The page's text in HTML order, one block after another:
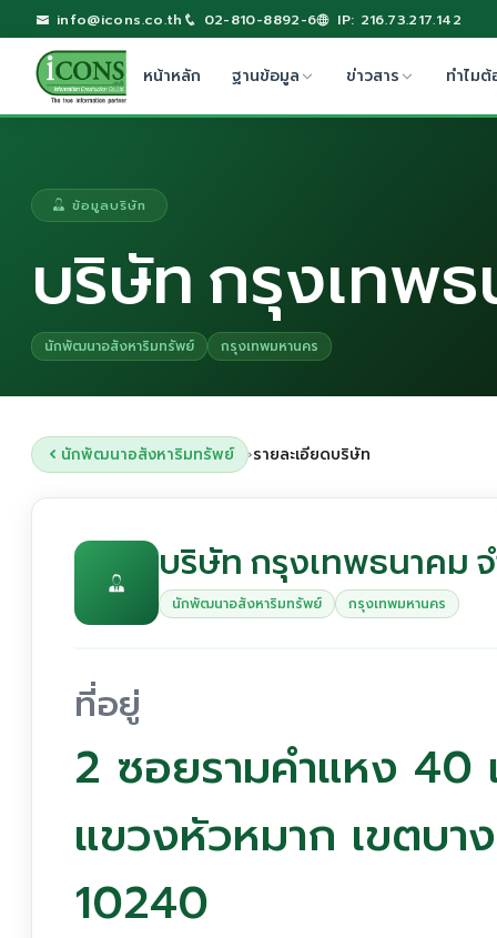
info@icons.co.th 02-810-8892-6 IP: 216.73.217.142
หน้าหลัก ฐานข้อมูล ข่าวสาร ทำไมต้
ข้อมูลบริษัท
บริษัท กรุงเทพ
นักพัฒนาอสังหาริมทรัพย์ กรุงเทพมหานคร
นักพัฒนาอสังหาริมทรัพย์ ›รายละเอียดบริษัท
บริษัท กรุงเทพธนาคม
นักพัฒนาอสังหาริมทรัพย์ กรุงเทพมหานคร
ที่อยู่
2 ซอยรามคำแหง 40
แขวงหัวหมาก เขตบา
10240